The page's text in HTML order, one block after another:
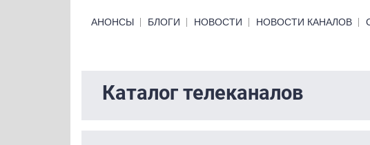
Primary links bottom
АНОНСЫ БЛОГИ НОВОСТИ НОВОСТИ КАНАЛОВ
Каталог телеканалов